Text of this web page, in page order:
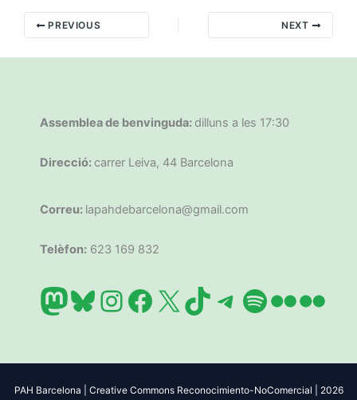
PREVIOUS NEXT
Assemblea de benvinguda: dilluns a les 17:30
Direcció: carrer Leiva, 44 Barcelona
Correu: lapahdebarcelona@gmail.com
Telèfon: 623 169 832
Mastodon
Bluesky
Instagram
Facebook
X TikTok
Telegram
Spotify
Flickr
PAH Barcelona | Creative Commons Reconocimiento-NoComercial | 2026